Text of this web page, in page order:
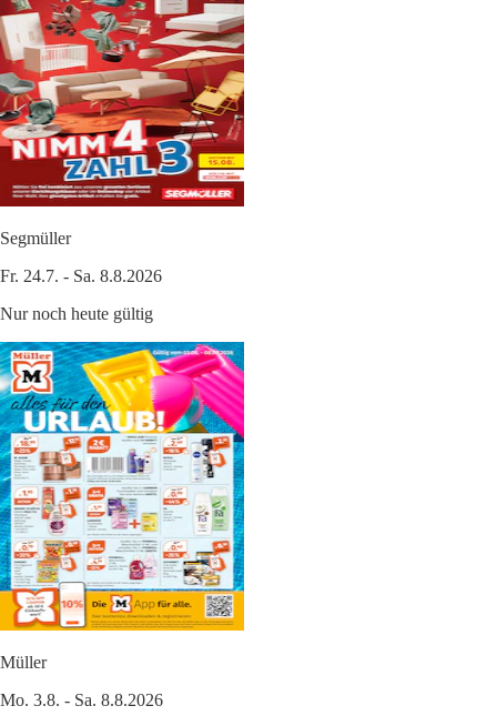
Segmüller
Fr. 24.7. - Sa. 8.8.2026
Nur noch heute gültig
Müller
Mo. 3.8. - Sa. 8.8.2026